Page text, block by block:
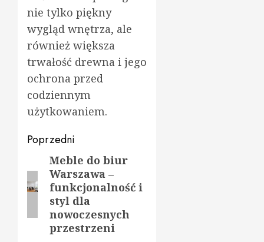
nie tylko piękny
wygląd wnętrza, ale
również większa
trwałość drewna i jego
ochrona przed
codziennym
użytkowaniem.
Zobacz
wpisy
Poprzedni
Poprzedni
wpis:
Meble do biur
Warszawa –
funkcjonalność i
styl dla
nowoczesnych
przestrzeni